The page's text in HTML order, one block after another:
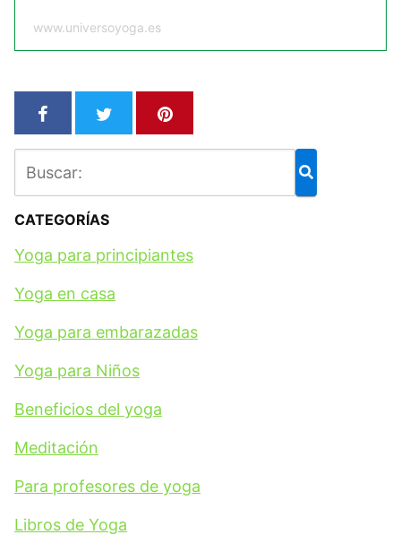
www.universoyoga.es
CATEGORÍAS
Yoga para principiantes
Yoga en casa
Yoga para embarazadas
Yoga para Niños
Beneficios del yoga
Meditación
Para profesores de yoga
Libros de Yoga